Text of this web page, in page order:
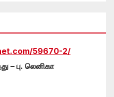
59670-2/
– பு. லெனிகா